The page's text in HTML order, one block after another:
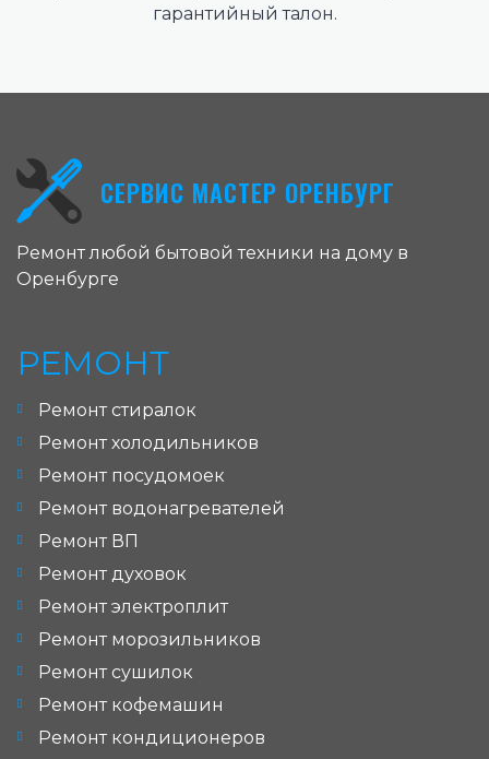
гарантийный талон.
СЕРВИС МАСТЕР ОРЕНБУРГ
Ремонт любой бытовой техники на дому в
Оренбурге
РЕМОНТ
Ремонт стиралок
Ремонт холодильников
Ремонт посудомоек
Ремонт водонагревателей
Ремонт ВП
Ремонт духовок
Ремонт электроплит
Ремонт морозильников
Ремонт сушилок
Ремонт кофемашин
Ремонт кондиционеров